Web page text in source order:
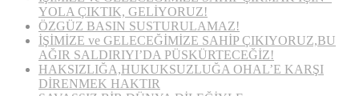
YOLA ÇIKTIK, GELİYORUZ!
ÖZGÜZ BASIN SUSTURULAMAZ!
İŞİMİZE ve GELECEĞİMİZE SAHİP ÇIKIYORUZ,BU
AĞIR SALDIRIYI’DA PÜSKÜRTECEĞİZ!
HAKSIZLIĞA,HUKUKSUZLUĞA OHAL’E KARŞI
DİRENMEK HAKTIR